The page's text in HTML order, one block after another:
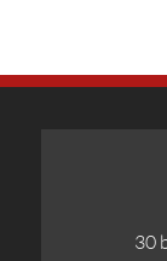
30